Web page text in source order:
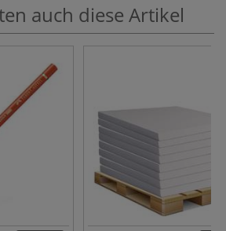
auch diese Artikel